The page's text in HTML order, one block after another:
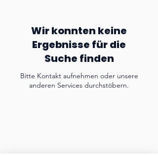
Wir konnten keine
Ergebnisse für die
Suche finden
Bitte Kontakt aufnehmen oder unsere
anderen Services durchstöbern.